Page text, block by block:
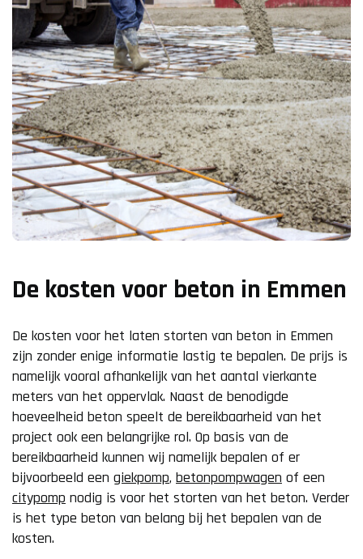
De kosten voor beton in Emmen
De kosten voor het laten storten van beton in Emmen
zijn zonder enige informatie lastig te bepalen. De prijs is
namelijk vooral afhankelijk van het aantal vierkante
meters van het oppervlak. Naast de benodigde
hoeveelheid beton speelt de bereikbaarheid van het
project ook een belangrijke rol. Op basis van de
bereikbaarheid kunnen wij namelijk bepalen of er
bijvoorbeeld een giekpomp, betonpompwagen of een
citypomp nodig is voor het storten van het beton. Verder
is het type beton van belang bij het bepalen van de
kosten.